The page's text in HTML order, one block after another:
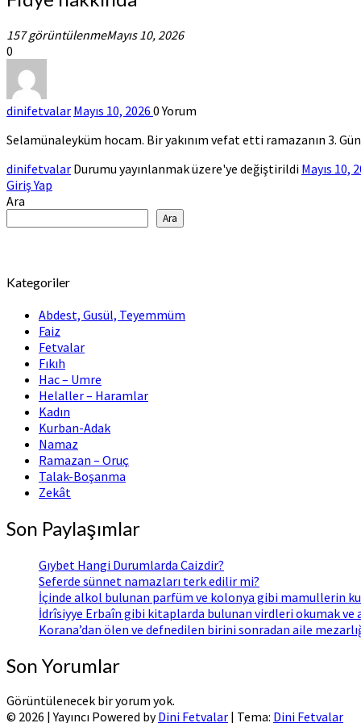
hakkında
157 görüntülenmeMayıs 10, 2026
0
dinifetvalar Mayıs 10, 2026 0Yorum
Selamünaleyküm hocam. Bir yakınım vefat etti ramazanın 3.
dinifetvalar Durumu yayınlanmak üzere'ye değiştirildi Mayıs 10,
Giriş Yap
Ara
Ara
Kategoriler
Abdest, Gusül, Teyemmüm
Faiz
Fetvalar
Fıkıh
Hac – Umre
Helaller – Haramlar
Kadın
Kurban-Adak
Namaz
Ramazan – Oruç
Talak-Boşanma
Zekât
Son Paylaşımlar
Gıybet Hangi Durumlarda Caizdir?
Seferde sünnet namazları terk edilir mi?
İçinde alkol bulunan parfüm ve kolonya gibi mamullerin
İdrîsiyye Erbaîn gibi kitaplarda bulunan virdleri okumak ve
Korana’dan ölen ve defnedilen birini sonradan aile
Son Yorumlar
Görüntülenecek bir yorum yok.
© 2026 |Yayıncı Powered byDini Fetvalar | Tema: Dini Fetvalar